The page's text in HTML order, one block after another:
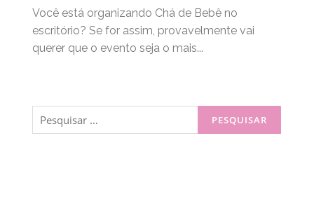
Você está organizando Chá de Bebê no
escritório? Se for assim, provavelmente vai
querer que o evento seja o mais...
Pesquisar
por: